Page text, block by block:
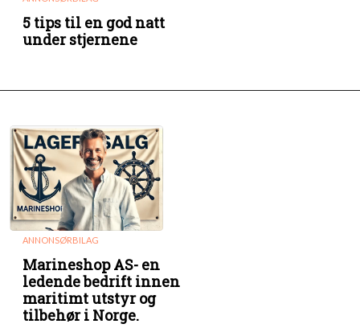
5 tips til en god natt
under stjernene
ANNONSØRBILAG
Marineshop AS- en
ledende bedrift innen
maritimt utstyr og
tilbehør i Norge.